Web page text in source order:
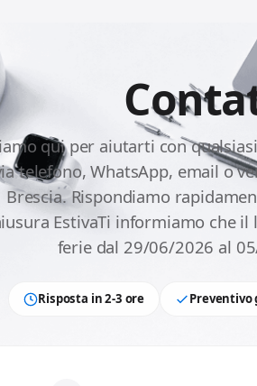
qui per aiutarti con
telefono, WhatsApp, email o
Brescia. Rispondiamo
EstivaTi informiamo che
ferie dal 29/06/2026 al
Risposta in 2-3 ore